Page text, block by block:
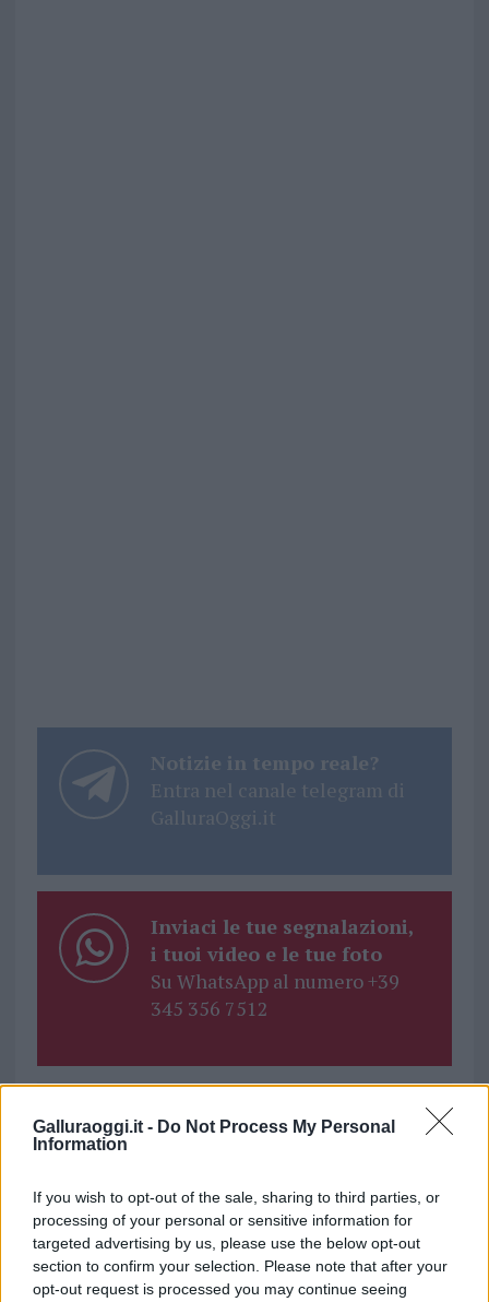
Galluraoggi.it - Do Not Process My Personal
Information
If you wish to opt-out of the sale, sharing to third parties, or
processing of your personal or sensitive information for
targeted advertising by us, please use the below opt-out
section to confirm your selection. Please note that after your
opt-out request is processed you may continue seeing
Notizie in tempo reale?
Entra nel canale telegram di
GalluraOggi.it
Inviaci le tue segnalazioni,
i tuoi video e le tue foto
Su WhatsApp al numero +39
345 356 7512
Ricevi le nostre ultime news
daGoogle News
Condividi l'articolo